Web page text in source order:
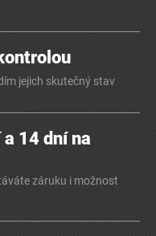
jejich skutečný stav
14 dní na
záruku i možnost